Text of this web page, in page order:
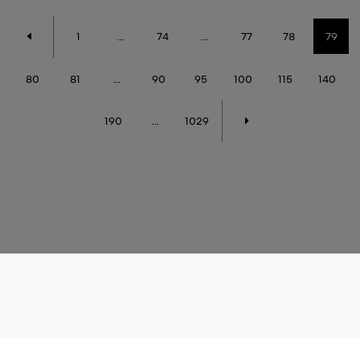
1 74 77 78 79
80 81 90 95 100 115 140
190 1029